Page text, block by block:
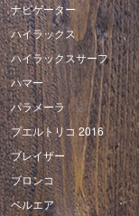
ナビゲーター
ハイラックス
ハイラックスサーフ
ハマー
パラメーラ
プエルトリコ 2016
ブレイザー
ブロンコ
ベルエア